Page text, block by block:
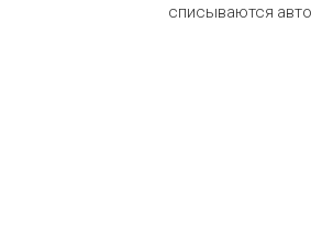
списываются